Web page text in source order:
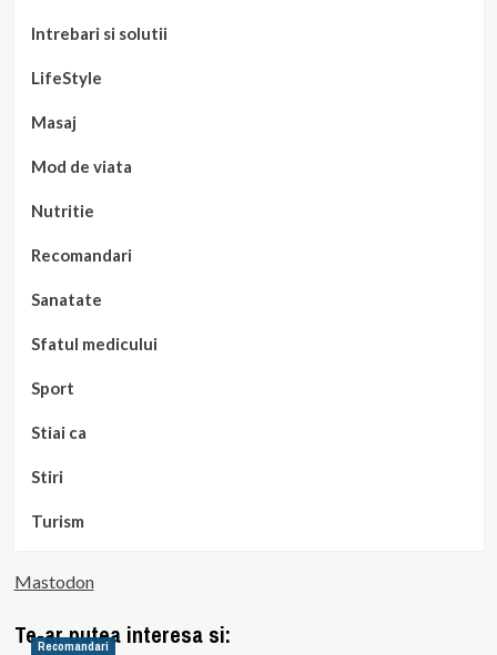
Intrebari si solutii
LifeStyle
Masaj
Mod de viata
Nutritie
Recomandari
Sanatate
Sfatul medicului
Sport
Stiai ca
Stiri
Turism
Mastodon
Te-ar putea interesa si:
Recomandari